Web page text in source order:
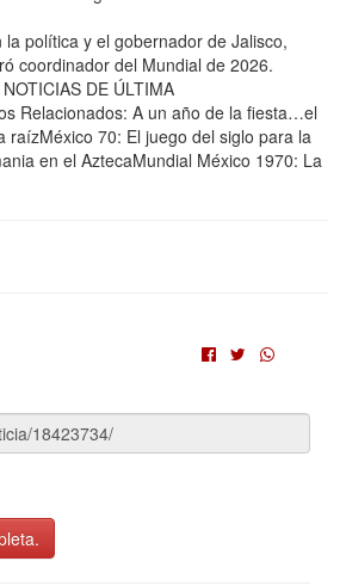
política y el gobernador de Jalisco,
coordinador del Mundial de 2026.
DE ÚLTIMA
Relacionados: A un año de la fiesta…el
raízMéxico 70: El juego del siglo para la
en el AztecaMundial México 1970: La